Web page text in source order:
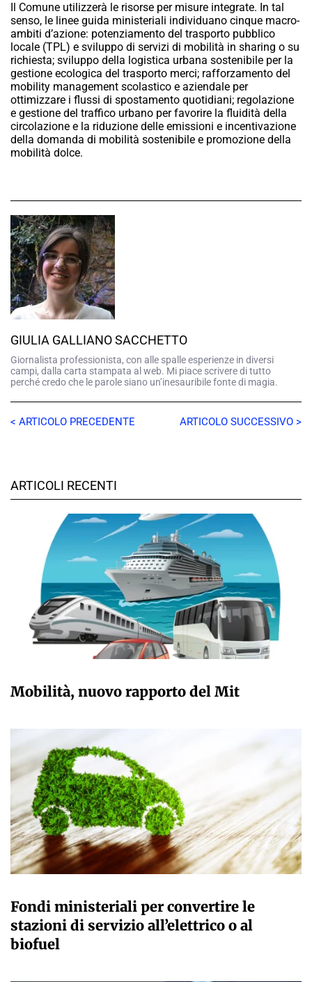
Il Comune utilizzerà le risorse per misure integrate. In tal
senso, le linee guida ministeriali individuano cinque macro-
ambiti d’azione: potenziamento del trasporto pubblico
locale (TPL) e sviluppo di servizi di mobilità in sharing o su
richiesta; sviluppo della logistica urbana sostenibile per la
gestione ecologica del trasporto merci; rafforzamento del
mobility management scolastico e aziendale per
ottimizzare i flussi di spostamento quotidiani; regolazione
e gestione del traffico urbano per favorire la fluidità della
circolazione e la riduzione delle emissioni e incentivazione
della domanda di mobilità sostenibile e promozione della
mobilità dolce.
GIULIA GALLIANO SACCHETTO
Giornalista professionista, con alle spalle esperienze in diversi
campi, dalla carta stampata al web. Mi piace scrivere di tutto
perché credo che le parole siano un’inesauribile fonte di magia.
< ARTICOLO PRECEDENTE ARTICOLO SUCCESSIVO >
ARTICOLI RECENTI
Mobilità, nuovo rapporto del Mit
Fondi ministeriali per convertire le
stazioni di servizio all’elettrico o al
biofuel